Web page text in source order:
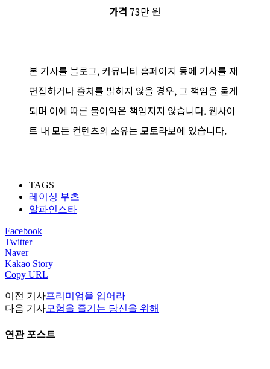
가격 73만 원
본 기사를 블로그, 커뮤니티 홈페이지 등에 기사를 재
편집하거나 출처를 밝히지 않을 경우, 그 책임을 묻게
되며 이에 따른 불이익은 책임지지 않습니다. 웹사이
트 내 모든 컨텐츠의 소유는 모토라보에 있습니다.
TAGS
레이싱 부츠
알파인스타
Facebook
Twitter
Naver
Kakao Story
Copy URL
이전 기사프리미엄을 입어라
다음 기사모험을 즐기는 당신을 위해
연관 포스트